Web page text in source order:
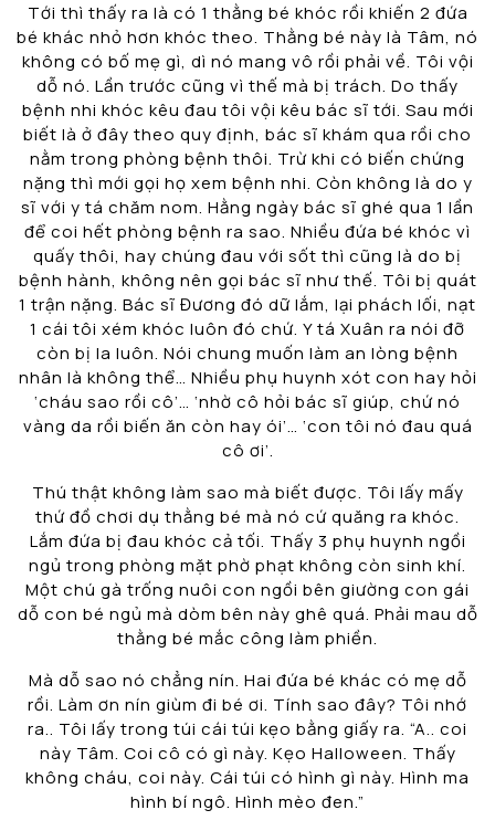
Tới thì thấy ra là có 1 thằng bé khóc rồi khiến 2 đứa
bé khác nhỏ hơn khóc theo. Thằng bé này là Tâm, nó
không có bố mẹ gì, dì nó mang vô rồi phải về. Tôi vội
dỗ nó. Lần trước cũng vì thế mà bị trách. Do thấy
bệnh nhi khóc kêu đau tôi vội kêu bác sĩ tới. Sau mới
biết là ở đây theo quy định, bác sĩ khám qua rồi cho
nằm trong phòng bệnh thôi. Trừ khi có biến chứng
nặng thì mới gọi họ xem bệnh nhi. Còn không là do y
sĩ với y tá chăm nom. Hằng ngày bác sĩ ghé qua 1 lần
để coi hết phòng bệnh ra sao. Nhiều đứa bé khóc vì
quấy thôi, hay chúng đau với sốt thì cũng là do bị
bệnh hành, không nên gọi bác sĩ như thế. Tôi bị quát
1 trận nặng. Bác sĩ Đương đó dữ lắm, lại phách lối, nạt
1 cái tôi xém khóc luôn đó chứ. Y tá Xuân ra nói đỡ
còn bị la luôn. Nói chung muốn làm an lòng bệnh
nhân là không thể… Nhiều phụ huynh xót con hay hỏi
‘cháu sao rồi cô’… ‘nhờ cô hỏi bác sĩ giúp, chứ nó
vàng da rồi biến ăn còn hay ói’… ‘con tôi nó đau quá
cô ơi’.
Thú thật không làm sao mà biết được. Tôi lấy mấy
thứ đồ chơi dụ thằng bé mà nó cứ quăng ra khóc.
Lắm đứa bị đau khóc cả tối. Thấy 3 phụ huynh ngồi
ngủ trong phòng mặt phờ phạt không còn sinh khí.
Một chú gà trống nuôi con ngồi bên giường con gái
dỗ con bé ngủ mà dòm bên này ghê quá. Phải mau dỗ
thằng bé mắc công làm phiền.
Mà dỗ sao nó chẳng nín. Hai đứa bé khác có mẹ dỗ
rồi. Làm ơn nín giùm đi bé ơi. Tính sao đây? Tôi nhớ
ra.. Tôi lấy trong túi cái túi kẹo bằng giấy ra. “A.. coi
này Tâm. Coi cô có gì này. Kẹo Halloween. Thấy
không cháu, coi này. Cái túi có hình gì này. Hình ma
hình bí ngô. Hình mèo đen.”